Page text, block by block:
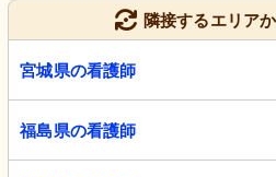
隣接するエリア
宮城県の看護師
福島県の看護師